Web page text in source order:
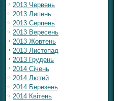
2013 Червень
2013 Липень
2013 Серпень
2013 Вересень
2013 Жовтень
2013 Листопад
2013 Грудень
2014 Січень
2014 Лютий
2014 Березень
2014 Квітень